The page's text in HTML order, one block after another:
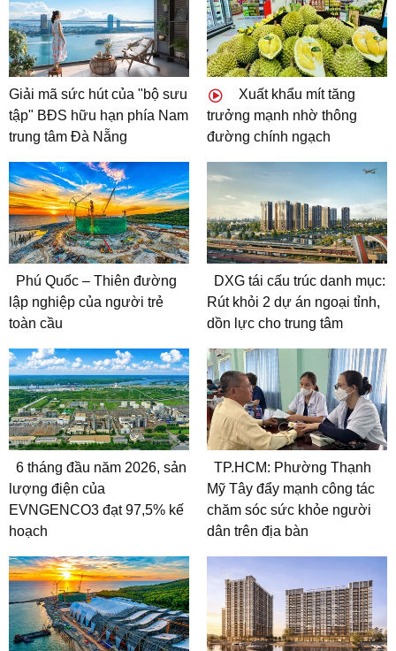
Giải mã sức hút của "bộ sưu
tập" BĐS hữu hạn phía Nam
trung tâm Đà Nẵng
Xuất khẩu mít tăng
trưởng mạnh nhờ thông
đường chính ngạch
Phú Quốc – Thiên đường
lập nghiệp của người trẻ
toàn cầu
DXG tái cấu trúc danh mục:
Rút khỏi 2 dự án ngoại tỉnh,
dồn lực cho trung tâm
6 tháng đầu năm 2026, sản
lượng điện của
EVNGENCO3 đạt 97,5% kế
hoạch
TP.HCM: Phường Thạnh
Mỹ Tây đẩy mạnh công tác
chăm sóc sức khỏe người
dân trên địa bàn